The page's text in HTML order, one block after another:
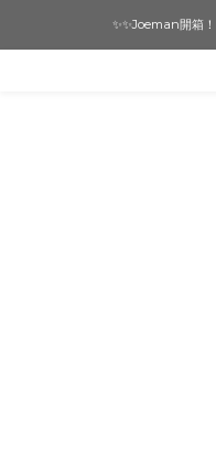
想要一個寵物友
✨✨Joeman開箱
想要一個寵物